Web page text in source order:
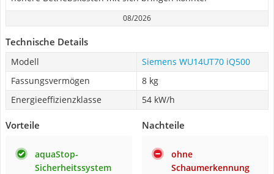
08/2026
Technische Details
Modell
Siemens WU14UT70 iQ500
Fassungsvermögen
8 kg
Energieeffizienzklasse
54 kW/h
Vorteile
aquaStop-
Sicherheitssystem
Nachteile
ohne
Schaumerkennung